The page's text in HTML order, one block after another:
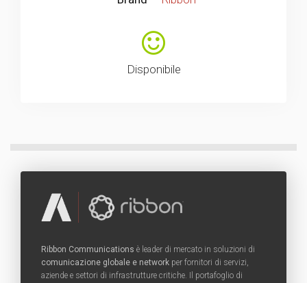
Disponibile
Ribbon Communications è leader di mercato in soluzioni di
comunicazione globale e network per fornitori di servizi,
aziende e settori di infrastrutture critiche. Il portafoglio di